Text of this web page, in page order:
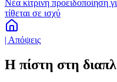
Νέα κίτρινη προειδοποίηση
τίθεται σε ισχύ
| Απόψεις
Η πίστη στη